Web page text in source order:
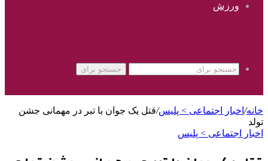
ورزش
جستجو برای
خانه/ اخبار اجتماعی > پليس/قتل یک جوان با تبر در مهمانی جشن
تولد
اخبار اجتماعی > پليس